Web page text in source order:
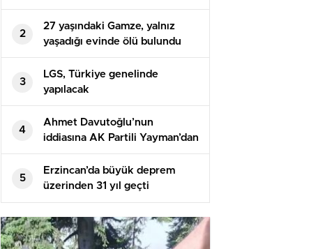
peş peşe geldi
2
27 yaşındaki Gamze, yalnız
yaşadığı evinde ölü bulundu
3
LGS, Türkiye genelinde
yapılacak
4
Ahmet Davutoğlu’nun
iddiasına AK Partili Yayman’dan
sert tepki: Bunu söyleyen
şerefsizdir
5
Erzincan’da büyük deprem
üzerinden 31 yıl geçti